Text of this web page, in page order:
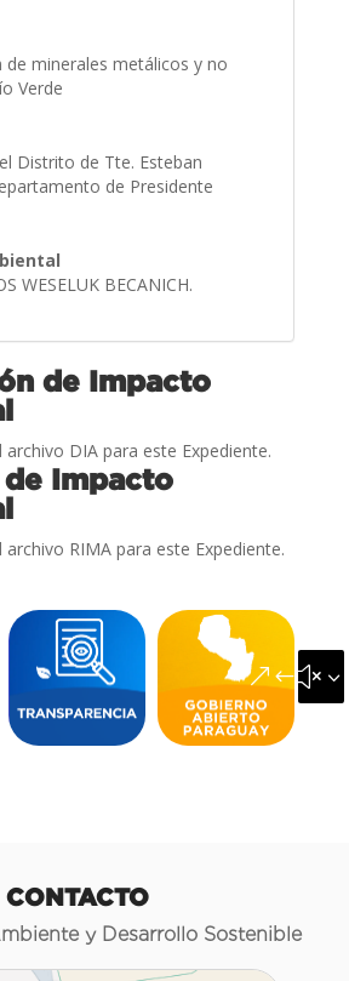
de minerales metálicos y no
Verde
Distrito de Tte. Esteban
de Presidente
WESELUK BECANICH.
de Impacto
DIA para este Expediente.
Impacto
RIMA para este Expediente.
CONTACTO
y Desarrollo Sostenible